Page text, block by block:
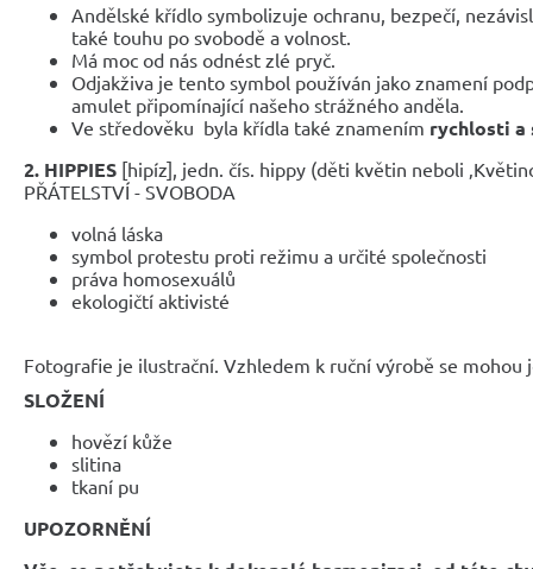
Andělské křídlo symbolizuje ochranu, bezpečí,
také touhu po svobodě a volnost.
Má moc od nás odnést zlé pryč.
Odjakživa je tento symbol používán jako znamení
amulet připomínající našeho strážného anděla.
Ve středověku byla křídla také znamením rychlosti a
2. HIPPIES [hipíz], jedn. čís. hippy (děti květin neboli
PŘÁTELSTVÍ - SVOBODA
volná láska
symbol protestu proti režimu a určité společnosti
práva homosexuálů
ekologičtí aktivisté
Fotografie je ilustrační. Vzhledem k ruční výrobě se
SLOŽENÍ
hovězí kůže
slitina
tkaní pu
UPOZORNĚNÍ